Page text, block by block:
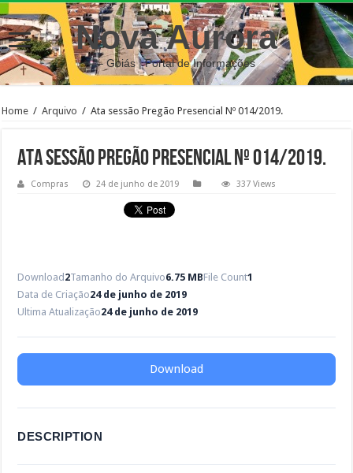
Nova Aurora
– Goiás | Portal de Informações
Home / Arquivo / Ata sessão Pregão Presencial Nº 014/2019.
Ata sessão Pregão Presencial Nº 014/2019.
Compras 24 de junho de 2019 337 Views
Download 2Tamanho do Arquivo6.75 MBFile Count1
Data de Criação24 de junho de 2019
Ultima Atualização24 de junho de 2019
Download
DESCRIPTION